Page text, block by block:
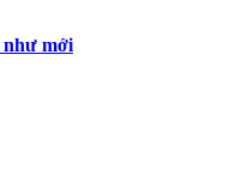
như mới